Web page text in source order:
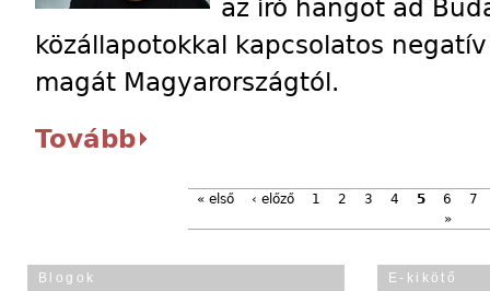
az író hangot ad
közállapotokkal kapcsolatos
magát Magyarországtól.
Tovább
« első ‹ előző 1 2 3 4 5 6
7
»
Blogok E-kikötő